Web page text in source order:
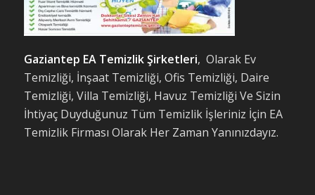
Gaziantep EA Temizlik Şirketleri, Olarak Ev
Temizliği, İnşaat Temizliği, Ofis Temizliği, Daire
Temizliği, Villa Temizliği, Havuz Temizliği Ve Sizin
İhtiyaç Duyduğunuz Tüm Temizlik İşleriniz İçin EA
Temizlik Firması Olarak Her Zaman Yanınızdayız.